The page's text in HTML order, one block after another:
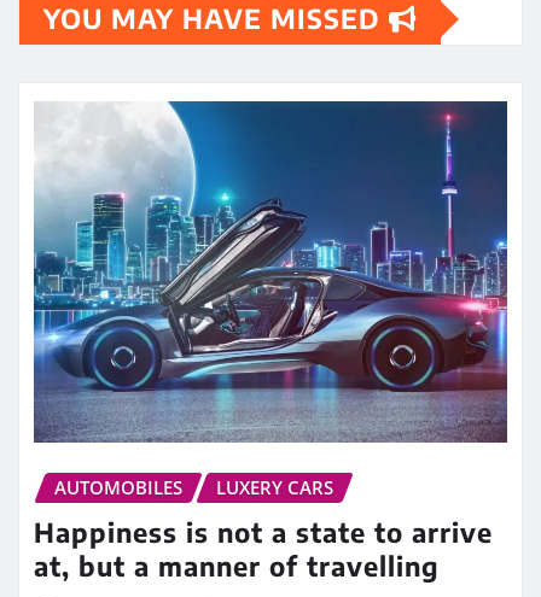
YOU MAY HAVE MISSED
AUTOMOBILES LUXERY CARS
Happiness is not a state to arrive
at, but a manner of travelling